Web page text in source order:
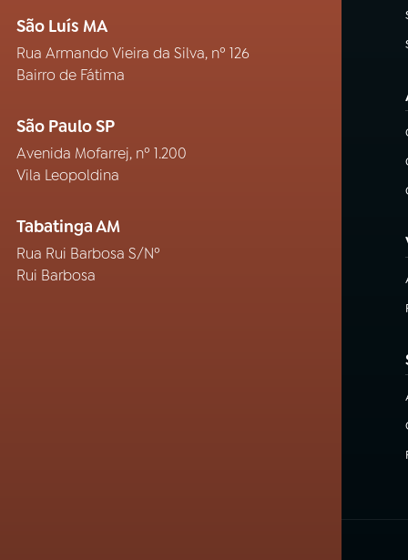
São Luís MA
Rua Armando Vieira da Silva, nº 126
Bairro de Fátima
São Paulo SP
Avenida Mofarrej, nº 1.200
Vila Leopoldina
Tabatinga AM
Rua Rui Barbosa S/Nº
Rui Barbosa